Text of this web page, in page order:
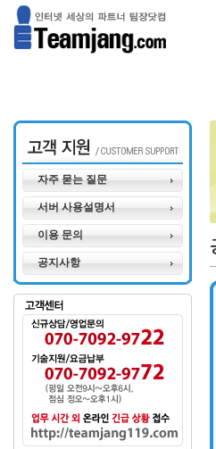
자주 묻는 질문
서버 사용설명서
이용 문의
공지사항